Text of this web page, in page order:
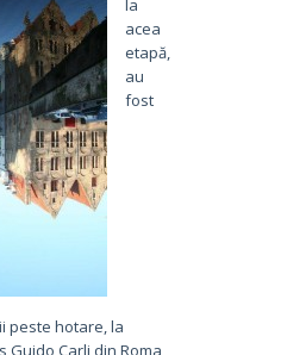
la
acea
etapă,
au
fost
peste hotare, la
Guido Carli din Roma